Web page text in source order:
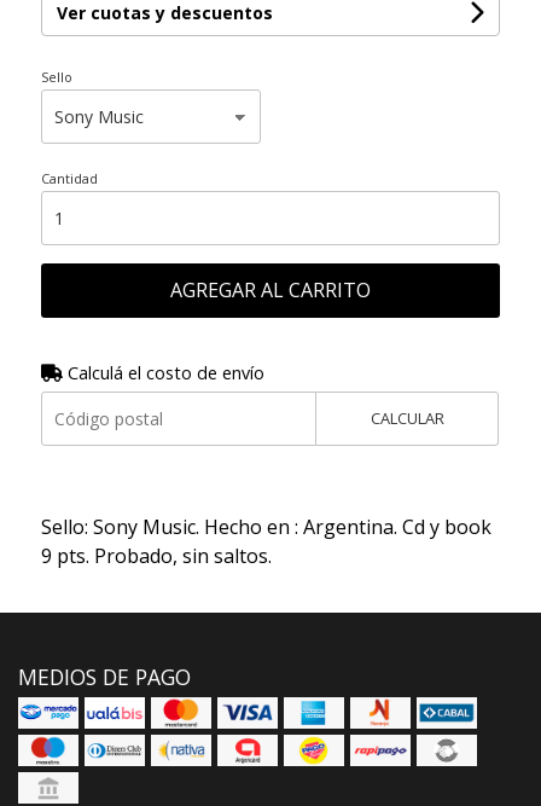
Ver cuotas y descuentos
Sello
Cantidad
AGREGAR AL CARRITO
Calculá el costo de envío
CALCULAR
Sello: Sony Music. Hecho en : Argentina. Cd y book
9 pts. Probado, sin saltos.
MEDIOS DE PAGO